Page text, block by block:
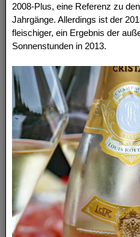
2008-Plus, eine Referenz zu
Jahrgänge. Allerdings ist der
fleischiger, ein Ergebnis der
Sonnenstunden in 2013.